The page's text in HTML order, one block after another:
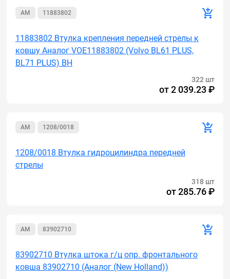
AM 11883802
11883802 Втулка крепления передней стрелы к
ковшу Аналог VOE11883802 (Volvo BL61 PLUS,
BL71 PLUS) BH
322 шт
от2 039.23 ₽
AM 1208/0018
1208/0018 Втулка гидроцилиндра передней
стрелы
318 шт
от285.76 ₽
AM 83902710
83902710 Втулка штока г/ц опр. фронтального
ковша 83902710 (Аналог (New Holland))